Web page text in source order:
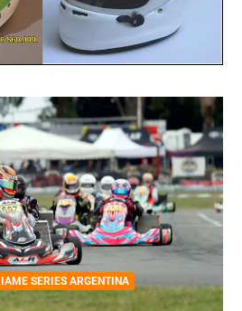
IAME SERIES ARGENTINA